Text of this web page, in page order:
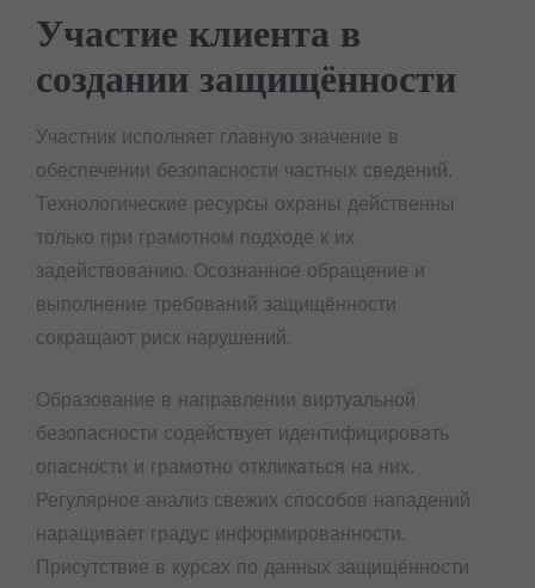
Участие клиента в
создании защищённости
Участник исполняет главную значение в
обеспечении безопасности частных сведений.
Технологические ресурсы охраны действенны
только при грамотном подходе к их
задействованию. Осознанное обращение и
выполнение требований защищённости
сокращают риск нарушений.
Образование в направлении виртуальной
безопасности содействует идентифицировать
опасности и грамотно откликаться на них.
Регулярное анализ свежих способов нападений
наращивает градус информированности.
Присутствие в курсах по данных защищённости